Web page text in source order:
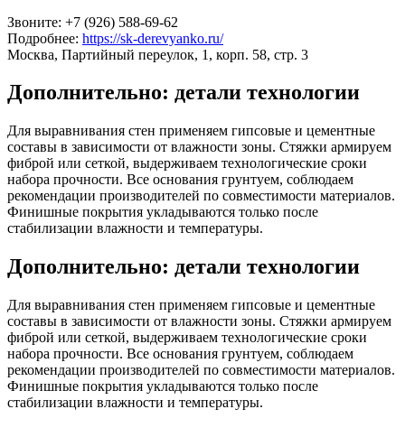
Звоните: +7 (926) 588-69-62
Подробнее: https://sk-derevyanko.ru/
Москва, Партийный переулок, 1, корп. 58, стр. 3
Дополнительно: детали технологии
Для выравнивания стен применяем гипсовые и цементные
составы в зависимости от влажности зоны. Стяжки армируем
фиброй или сеткой, выдерживаем технологические сроки
набора прочности. Все основания грунтуем, соблюдаем
рекомендации производителей по совместимости материалов.
Финишные покрытия укладываются только после
стабилизации влажности и температуры.
Дополнительно: детали технологии
Для выравнивания стен применяем гипсовые и цементные
составы в зависимости от влажности зоны. Стяжки армируем
фиброй или сеткой, выдерживаем технологические сроки
набора прочности. Все основания грунтуем, соблюдаем
рекомендации производителей по совместимости материалов.
Финишные покрытия укладываются только после
стабилизации влажности и температуры.